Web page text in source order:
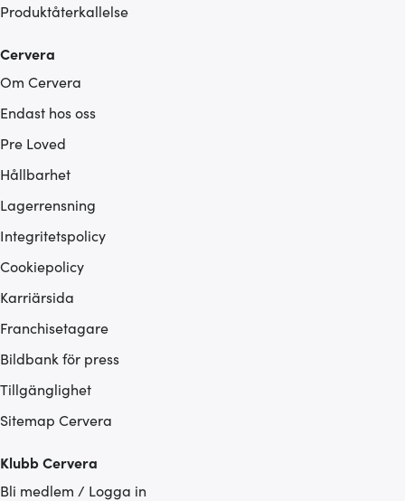
Produktåterkallelse
Cervera
Om Cervera
Endast hos oss
Pre Loved
Hållbarhet
Lagerrensning
Integritetspolicy
Cookiepolicy
Karriärsida
Franchisetagare
Bildbank för press
Tillgänglighet
Sitemap Cervera
Klubb Cervera
Bli medlem / Logga in